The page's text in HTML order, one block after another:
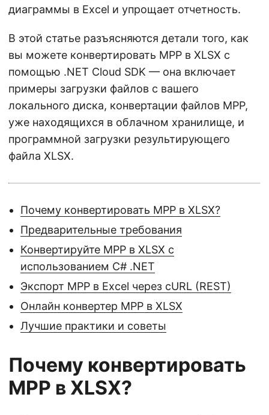
диаграммы в Excel и упрощает отчетность.
В этой статье разъясняются детали того, как
вы можете конвертировать MPP в XLSX с
помощью .NET Cloud SDK — она включает
примеры загрузки файлов с вашего
локального диска, конвертации файлов MPP,
уже находящихся в облачном хранилище, и
программной загрузки результирующего
файла XLSX.
Почему конвертировать MPP в XLSX?
Предварительные требования
Конвертируйте MPP в XLSX с
использованием C# .NET
Экспорт MPP в Excel через cURL (REST)
Онлайн конвертер MPP в XLSX
Лучшие практики и советы
Почему конвертировать
MPP в XLSX?